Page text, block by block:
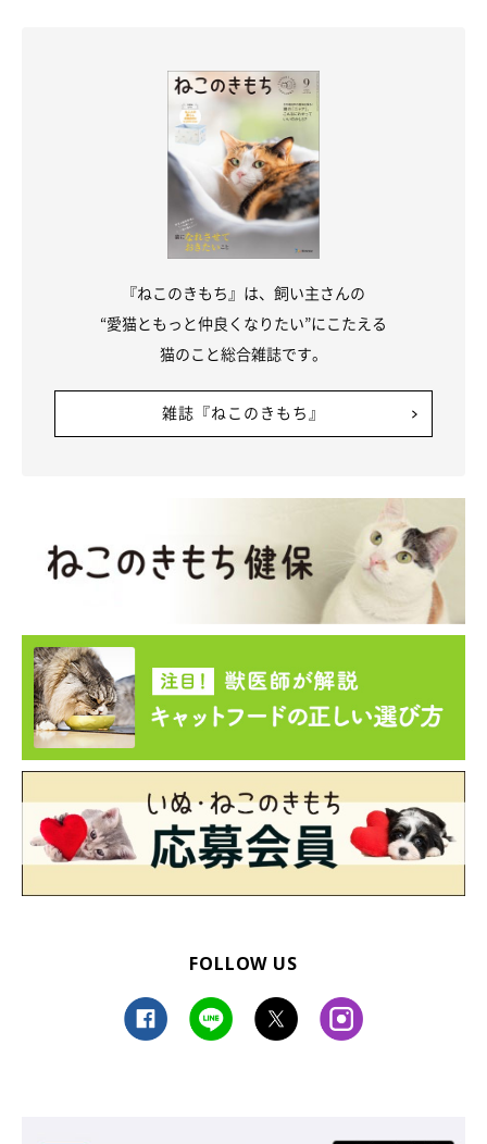
『ねこのきもち』は、飼い主さんの
“愛猫ともっと仲良くなりたい”にこたえる
猫のこと総合雑誌です。
雑誌『ねこのきもち』
FOLLOW US